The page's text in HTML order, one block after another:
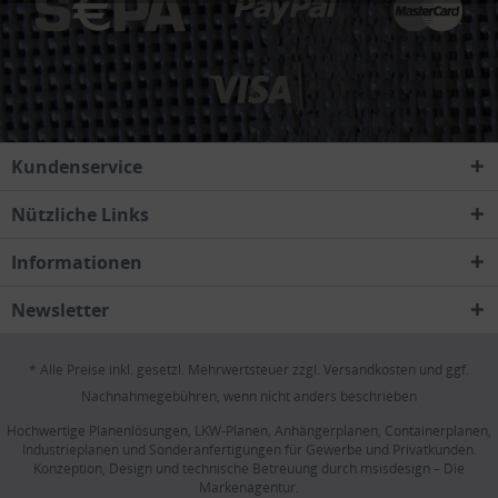
Kundenservice
Nützliche Links
Informationen
Newsletter
* Alle Preise inkl. gesetzl. Mehrwertsteuer zzgl. Versandkosten und ggf.
Nachnahmegebühren, wenn nicht anders beschrieben
Hochwertige Planenlösungen, LKW-Planen, Anhängerplanen, Containerplanen,
Industrieplanen und Sonderanfertigungen für Gewerbe und Privatkunden.
Konzeption, Design und technische Betreuung durch msisdesign – Die
Markenagentur.